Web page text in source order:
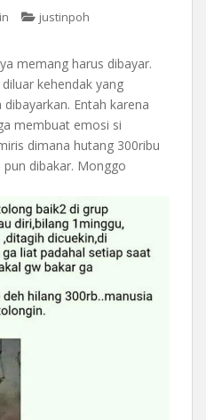
justinpoh
memang harus dibayar.
kehendak yang
dibayarkan. Entah karena
membuat emosi si
dimana hutang 300ribu
dibakar. Monggo